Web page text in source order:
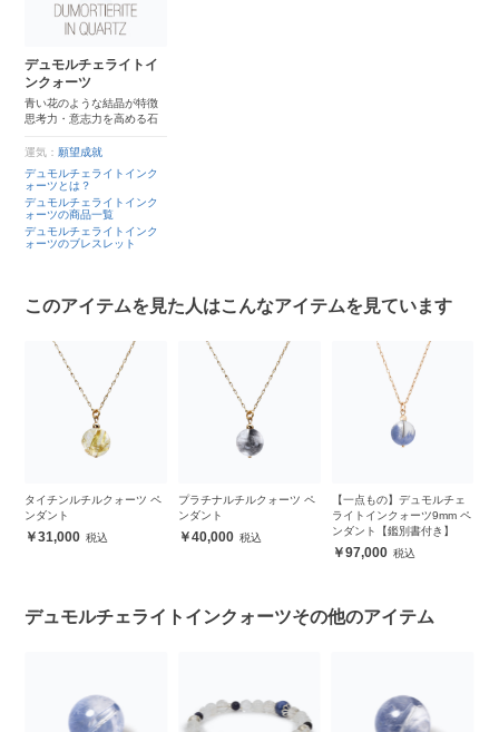
デュモルチェライトイ
ンクォーツ
青い花のような結晶が特徴
思考力・意志力を高める石
運気： 願望成就
デュモルチェライトインク
ォーツとは？
デュモルチェライトインク
ォーツの商品一覧
デュモルチェライトインク
ォーツのブレスレット
このアイテムを見た人はこんなアイテムを見ています
タイチンルチルクォーツ ペ
ンダント
31,000
プラチナルチルクォーツ ペ
ンダント
40,000
【一点もの】デュモルチェ
ライトインクォーツ9mm ペ
ンダント【鑑別書付き】
97,000
デュモルチェライトインクォーツその他のアイテム